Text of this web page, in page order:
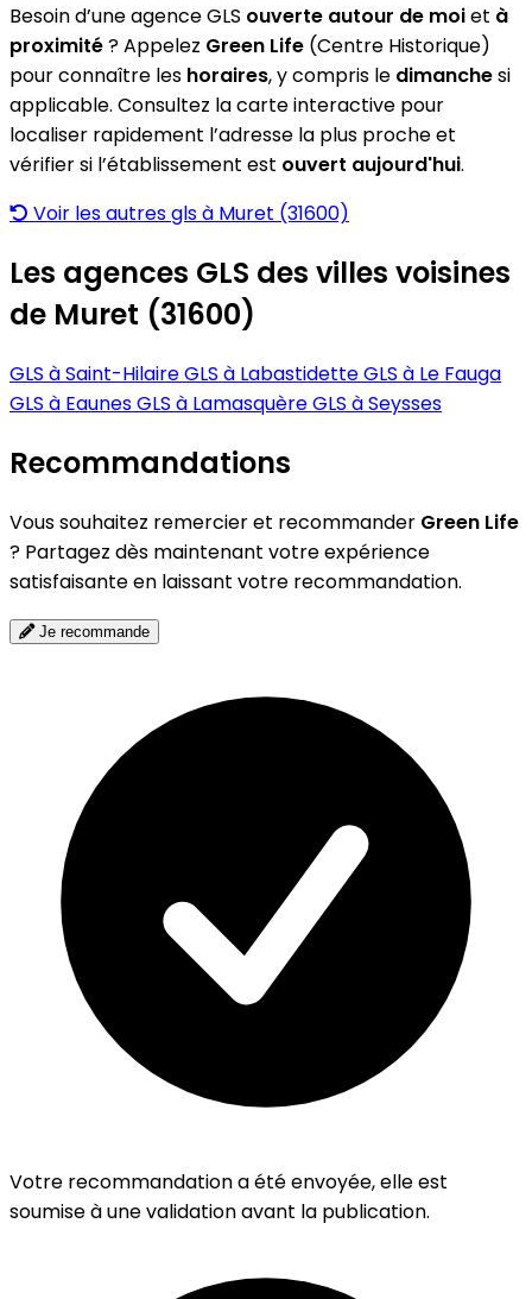
Besoin d’une agence GLS ouverte autour de moiet à
proximité? Appelez Green Life (Centre Historique)
pour connaître les horaires, y compris le dimanchesi
applicable. Consultez la carte interactive pour
localiser rapidement l’adresse la plus proche et
vérifier si l’établissement est ouvert aujourd'hui.
Voir les autres gls à Muret (31600)
Les agences GLS des villes voisines
de Muret (31600)
GLS à Saint-HilaireGLS à LabastidetteGLS à Le Fauga
GLS à EaunesGLS à LamasquèreGLS à Seysses
Recommandations
Vous souhaitez remercier et recommander Green Life
? Partagez dès maintenant votre expérience
satisfaisante en laissant votre recommandation.
Je recommande
Votre recommandation a été envoyée, elle est
soumise à une validation avant la publication.